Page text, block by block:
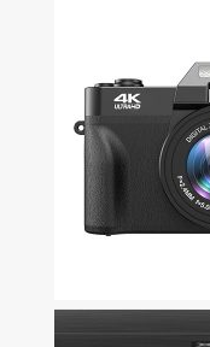
prise